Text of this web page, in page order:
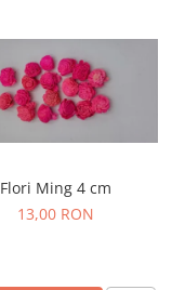
Flori Ming 4 cm
13,00 RON